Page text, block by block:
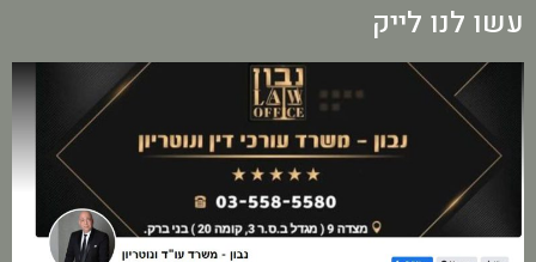
עשו לנו לייק